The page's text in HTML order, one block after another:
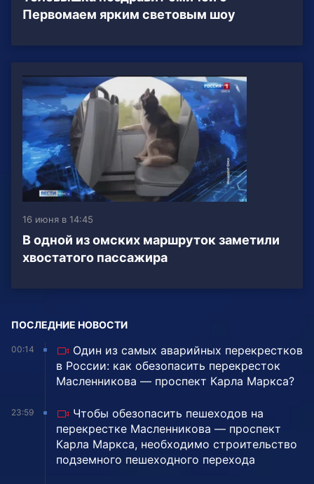
Первомаем ярким световым шоу
16 июня в 14:45
В одной из омских маршруток заметили
хвостатого пассажира
ПОСЛЕДНИЕ НОВОСТИ
00:14
Один из самых аварийных перекрестков
в России: как обезопасить перекресток
Масленникова — проспект Карла Маркса?
23:59
Чтобы обезопасить пешеходов на
перекрестке Масленникова — проспект
Карла Маркса, необходимо строительство
подземного пешеходного перехода